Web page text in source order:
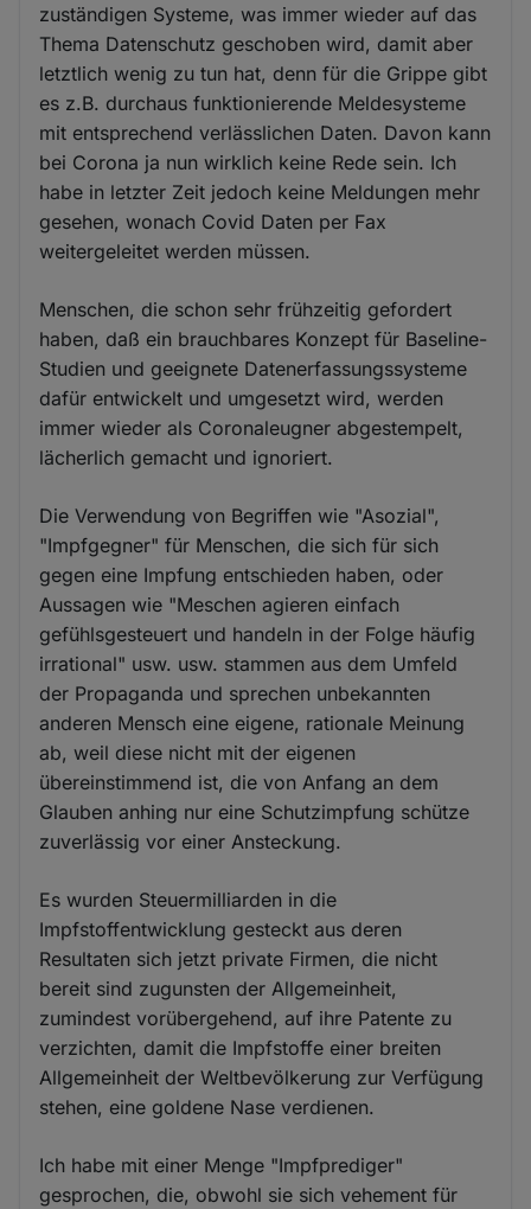
zuständigen Systeme, was immer wieder auf das
Thema Datenschutz geschoben wird, damit aber
letztlich wenig zu tun hat, denn für die Grippe gibt
es z.B. durchaus funktionierende Meldesysteme
mit entsprechend verlässlichen Daten. Davon kann
bei Corona ja nun wirklich keine Rede sein. Ich
habe in letzter Zeit jedoch keine Meldungen mehr
gesehen, wonach Covid Daten per Fax
weitergeleitet werden müssen.
Menschen, die schon sehr frühzeitig gefordert
haben, daß ein brauchbares Konzept für Baseline-
Studien und geeignete Datenerfassungssysteme
dafür entwickelt und umgesetzt wird, werden
immer wieder als Coronaleugner abgestempelt,
lächerlich gemacht und ignoriert.
Die Verwendung von Begriffen wie "Asozial",
"Impfgegner" für Menschen, die sich für sich
gegen eine Impfung entschieden haben, oder
Aussagen wie "Meschen agieren einfach
gefühlsgesteuert und handeln in der Folge häufig
irrational" usw. usw. stammen aus dem Umfeld
der Propaganda und sprechen unbekannten
anderen Mensch eine eigene, rationale Meinung
ab, weil diese nicht mit der eigenen
übereinstimmend ist, die von Anfang an dem
Glauben anhing nur eine Schutzimpfung schütze
zuverlässig vor einer Ansteckung.
Es wurden Steuermilliarden in die
Impfstoffentwicklung gesteckt aus deren
Resultaten sich jetzt private Firmen, die nicht
bereit sind zugunsten der Allgemeinheit,
zumindest vorübergehend, auf ihre Patente zu
verzichten, damit die Impfstoffe einer breiten
Allgemeinheit der Weltbevölkerung zur Verfügung
stehen, eine goldene Nase verdienen.
Ich habe mit einer Menge "Impfprediger"
gesprochen, die, obwohl sie sich vehement für